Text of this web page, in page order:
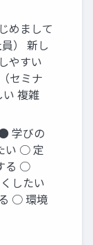
めまして
） 新し
やすい
セミナ
い 複雑
学びの
い ○ 定
る ○
したい
○ 環境